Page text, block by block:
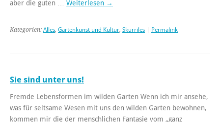
aber die guten … Weiterlesen →
Kategorien: Alles, Gartenkunst und Kultur, Skurriles Permalink
Sie sind unter uns!
Fremde Lebensformen im wilden Garten Wenn ich mir ansehe,
was für seltsame Wesen mit uns den wilden Garten bewohnen,
kommen mir die der menschlichen Fantasie vom „ganz